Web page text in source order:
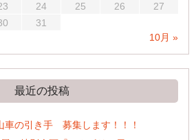
24 25 26
27
31
10月 »
最近の投稿
の引き手 募集します！！！